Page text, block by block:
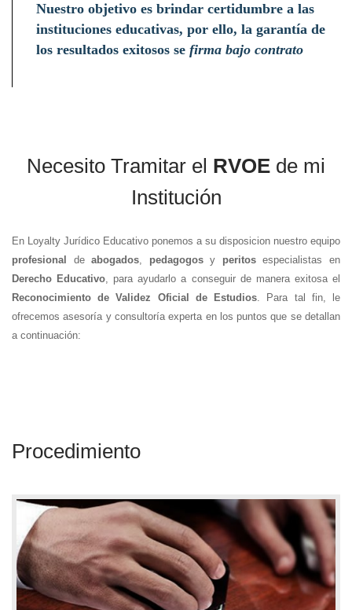
Nuestro objetivo es brindar certidumbre a las
instituciones educativas, por ello, la garantía de
los resultados exitosos se firma bajo contrato
Necesito Tramitar el RVOE de mi
Institución
En Loyalty Jurídico Educativo ponemos a su disposicion nuestro equipo
profesional
deabogados, pedagogosy peritosespecialistas en
Derecho Educativo, para ayudarlo a conseguir de manera exitosa el
Reconocimiento de Validez Oficial de Estudios. Para tal fin, le
ofrecemos asesoría y consultoría experta en los puntos que se detallan
a continuación:
Procedimiento